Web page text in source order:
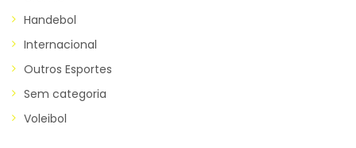
Handebol
Internacional
Outros Esportes
Sem categoria
Voleibol